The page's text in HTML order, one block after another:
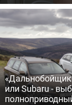
или Subaru -